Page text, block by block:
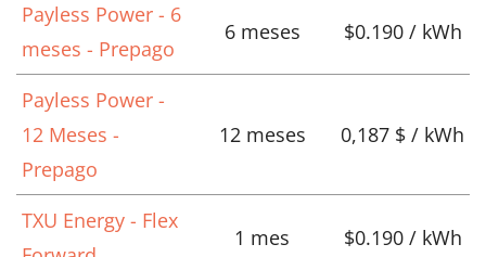
Payless Power - 6
meses - Prepago
6 meses $0.190 / kWh
Payless Power -
12 Meses -
Prepago
12 meses 0,187 $ / kWh
TXU Energy - Flex
1 mes $0.190 / kWh